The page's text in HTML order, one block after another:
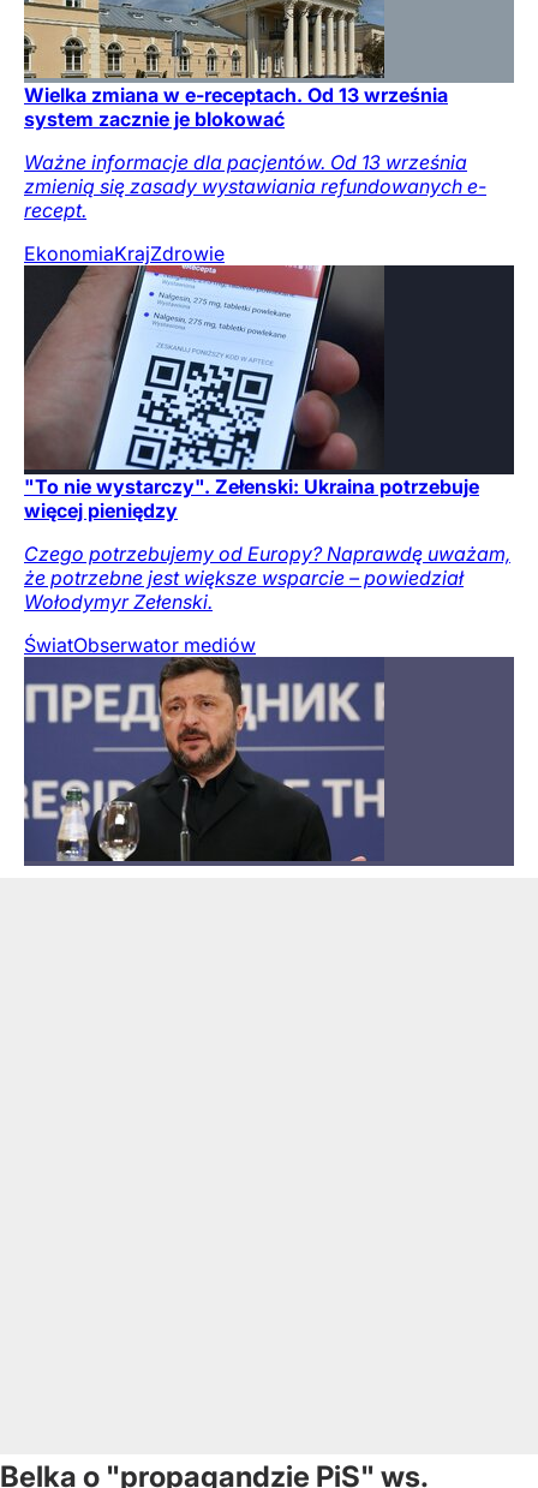
Wielka zmiana w e-receptach. Od 13 września
system zacznie je blokować
Ważne informacje dla pacjentów. Od 13 września
zmienią się zasady wystawiania refundowanych e-
recept.
EkonomiaKrajZdrowie
"To nie wystarczy". Zełenski: Ukraina potrzebuje
więcej pieniędzy
Czego potrzebujemy od Europy? Naprawdę uważam,
że potrzebne jest większe wsparcie – powiedział
Wołodymyr Zełenski.
ŚwiatObserwator mediów
Belka o "propagandzie PiS" ws.